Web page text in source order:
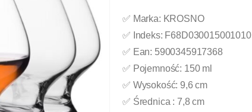
✅ Marka: KROSNO
✅ Indeks: F68D030015001010
✅ Ean: 5900345917368
✅ Pojemność: 150 ml
✅ Wysokość: 9,6 cm
✅ Średnica : 7,8 cm